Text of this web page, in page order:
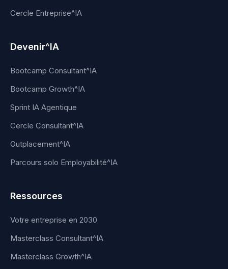
Cercle Entreprise^IA
Devenir^IA
Bootcamp Consultant^IA
Bootcamp Growth^IA
Sprint IA Agentique
Cercle Consultant^IA
Outplacement^IA
Parcours solo Employabilité^IA
Ressources
Votre entreprise en 2030
Masterclass Consultant^IA
Masterclass Growth^IA